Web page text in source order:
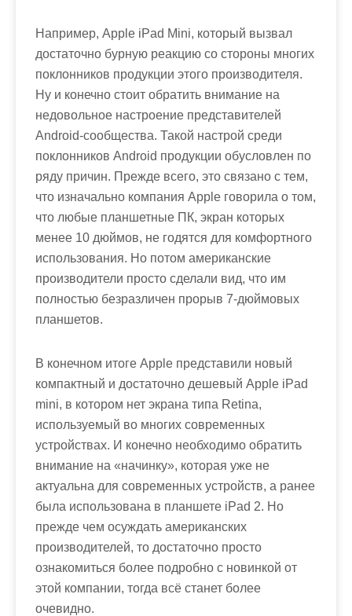
Например, Apple iPad Mini, который вызвал
достаточно бурную реакцию со стороны многих
поклонников продукции этого производителя.
Ну и конечно стоит обратить внимание на
недовольное настроение представителей
Android-сообщества. Такой настрой среди
поклонников Android продукции обусловлен по
ряду причин. Прежде всего, это связано с тем,
что изначально компания Apple говорила о том,
что любые планшетные ПК, экран которых
менее 10 дюймов, не годятся для комфортного
использования. Но потом американские
производители просто сделали вид, что им
полностью безразличен прорыв 7-дюймовых
планшетов.
В конечном итоге Apple представили новый
компактный и достаточно дешевый Apple iPad
mini, в котором нет экрана типа Retina,
используемый во многих современных
устройствах. И конечно необходимо обратить
внимание на «начинку», которая уже не
актуальна для современных устройств, а ранее
была использована в планшете iPad 2. Но
прежде чем осуждать американских
производителей, то достаточно просто
ознакомиться более подробно с новинкой от
этой компании, тогда всё станет более
очевидно.